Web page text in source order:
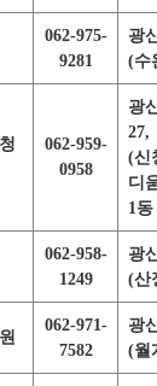
062-975-
9281
광
(수
062-959-
0958
광
27,
(신
디
1
062-958-
1249
광
(산
062-971-
7582
광
(월